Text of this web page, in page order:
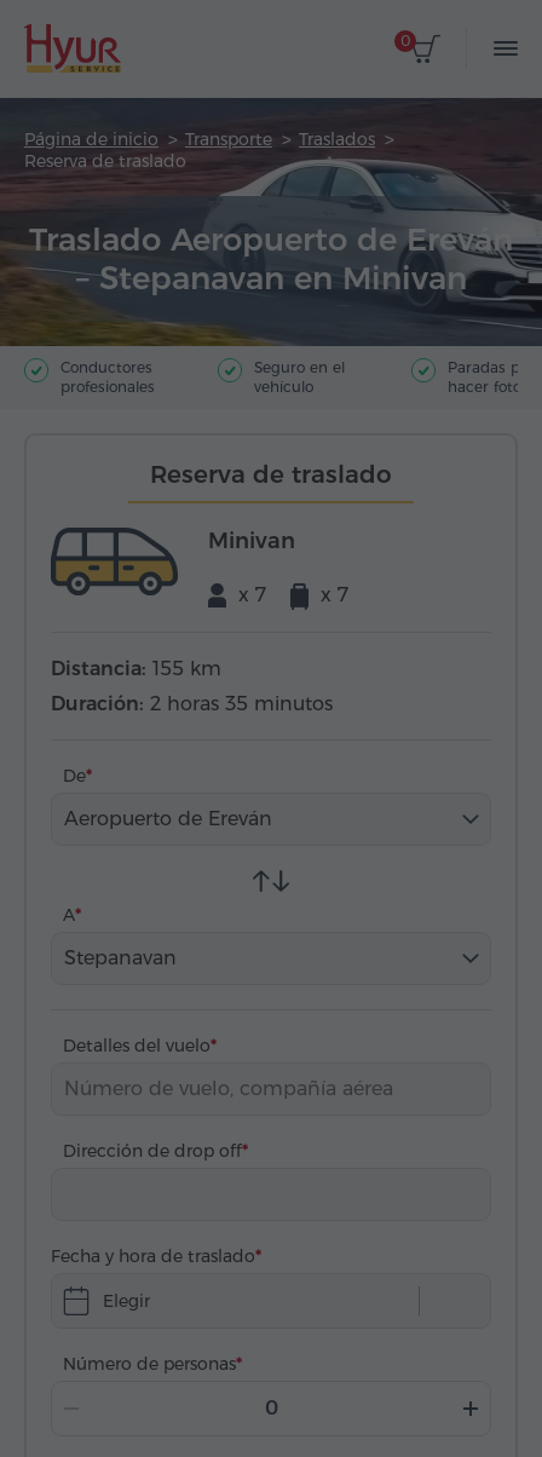
0
Página de inicio Transporte
Traslados
Reserva de traslado
Traslado Aeropuerto de Ereván
– Stepanavan en Minivan
Conductores
profesionales
Seguro en el
vehículo
Paradas para
hacer fotos
Reserva de traslado
Minivan
x 7 x 7
Distancia: 155 km
Duración: 2 horas 35 minutos
De
Aeropuerto de Ereván
A
Stepanavan
Detalles del vuelo
Dirección de drop off
Fecha y hora de traslado
Elegir
Número de personas